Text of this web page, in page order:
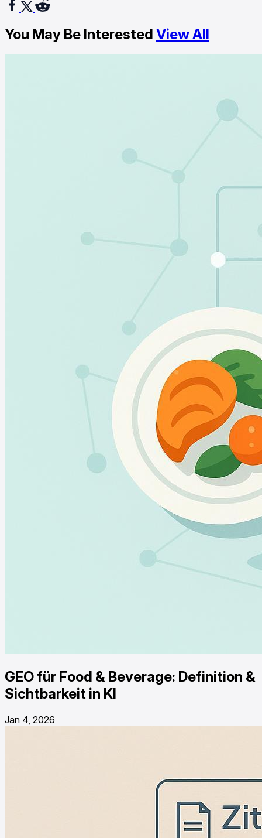
You May Be Interested View All
GEO für Food & Beverage: Definition &
Sichtbarkeit in KI
Jan 4, 2026